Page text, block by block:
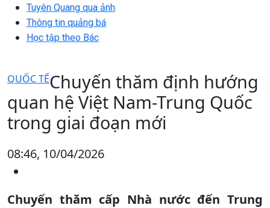
Tuyên Quang qua ảnh
Thông tin quảng bá
Học tập theo Bác
QUỐC TẾChuyến thăm định hướng
quan hệ Việt Nam-Trung Quốc
trong giai đoạn mới
08:46, 10/04/2026
Chuyến thăm cấp Nhà nước đến Trung